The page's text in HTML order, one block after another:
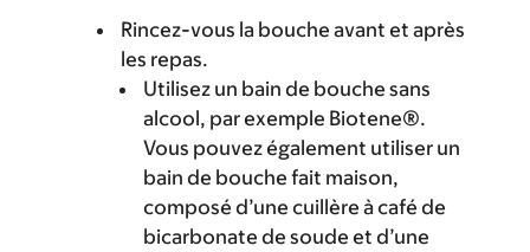
Rincez-vous la bouche avant et après
les repas.
Utilisez un bain de bouche sans
alcool, par exemple Biotene®.
Vous pouvez également utiliser un
bain de bouche fait maison,
composé d’une cuillère à café de
bicarbonate de soude et d’une